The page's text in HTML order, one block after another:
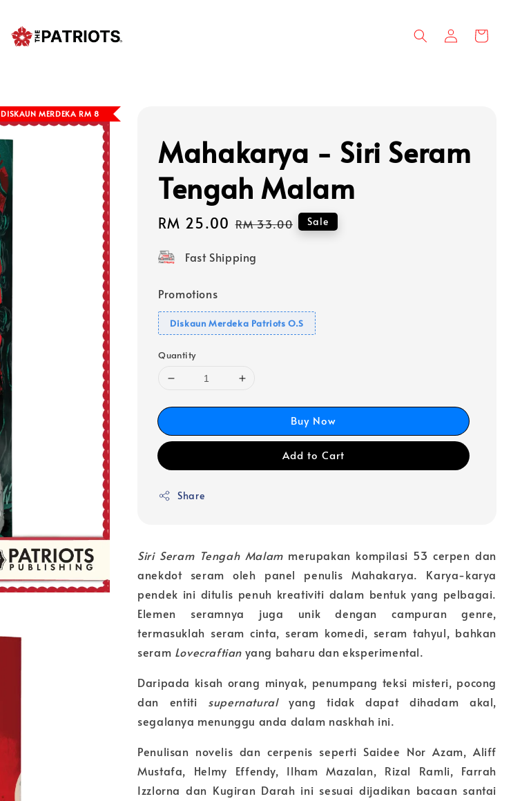
DISKAUN MERDEKA RM 8
Mahakarya - Siri Seram
Tengah Malam
Sale
RM 25.00 Regular
RM 33.00 Sale
Fast Shipping
Promotions
Diskaun Merdeka Patriots O.S
Quantity
Buy Now
Add to Cart
Share
Siri Seram Tengah Malammerupakan kompilasi 53 cerpen dan
anekdot seram oleh panel penulis Mahakarya. Karya-karya
pendek ini ditulis penuh kreativiti dalam bentuk yang pelbagai.
Elemen seramnya juga unik dengan campuran genre,
termasuklah seram cinta, seram komedi, seram tahyul, bahkan
seram Lovecraftian yang baharu dan eksperimental.
Daripada kisah orang minyak, penumpang teksi misteri, pocong
dan entiti supernaturalyang tidak dapat dihadam akal,
segalanya menunggu anda dalam naskhah ini.
Penulisan novelis dan cerpenis seperti Saidee Nor Azam, Aliff
Mustafa, Helmy Effendy, Ilham Mazalan, Rizal Ramli, Farrah
Izzlorna dan Kugiran Darah ini sesuai dijadikan bacaan santai